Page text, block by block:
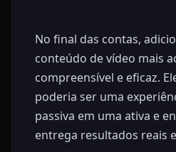
No final das contas,
conteúdo de vídeo mais
compreensível e eficaz.
poderia ser uma
passiva em uma ativa e
entrega resultados reais